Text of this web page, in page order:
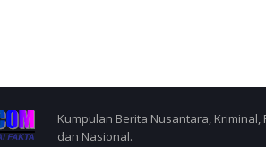
Kumpulan Berita Nusantara, Kriminal,
dan Nasional.